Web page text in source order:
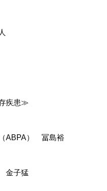
疾患≫
ABPA） 冨島裕
金子猛